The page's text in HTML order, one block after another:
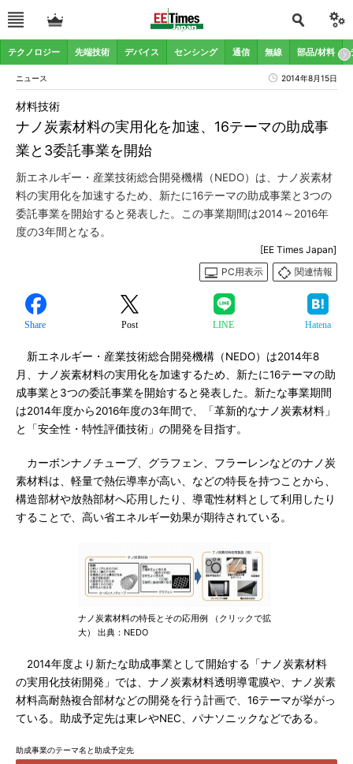
テクノロジー 先端技術 デバイス センシング 通信 無線 部品/材料
ニュース 2014年8月15日
ナノ炭素材料の実用化を加速、16テーマの助成事
業と3委託事業を開始
材料技術
新エネルギー・産業技術総合開発機構（NEDO）は、ナノ炭素材
料の実用化を加速するため、新たに16テーマの助成事業と3つの
委託事業を開始すると発表した。この事業期間は2014～2016年
度の3年間となる。
[EE Times Japan]
PC用表示
関連情報
Share Post LINE Hatena
新エネルギー・産業技術総合開発機構（NEDO）は2014年8
月、ナノ炭素材料の実用化を加速するため、新たに16テーマの助
成事業と3つの委託事業を開始すると発表した。新たな事業期間
は2014年度から2016年度の3年間で、「革新的なナノ炭素材料」
と「安全性・特性評価技術」の開発を目指す。
カーボンナノチューブ、グラフェン、フラーレンなどのナノ炭
素材料は、軽量で熱伝導率が高い、などの特長を持つことから、
構造部材や放熱部材へ応用したり、導電性材料として利用したり
することで、高い省エネルギー効果が期待されている。
ナノ炭素材料の特長とその応用例 （クリックで拡
大） 出典：NEDO
2014年度より新たな助成事業として開始する「ナノ炭素材料
の実用化技術開発」では、ナノ炭素材料透明導電膜や、ナノ炭素
材料高耐熱複合部材などの開発を行う計画で、16テーマが挙がっ
ている。助成予定先は東レやNEC、パナソニックなどである。
助成事業のテーマ名と助成予定先